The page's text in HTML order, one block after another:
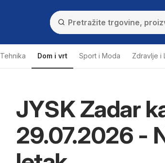
Tehnika Dom i vrt Sport i Moda Zdravlje i
JYSK Zadar
29.07.2026 -